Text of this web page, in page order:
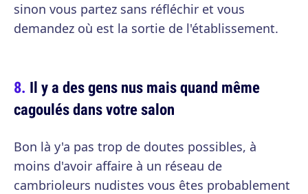
sinon vous partez sans réfléchir et vous
demandez où est la sortie de l'établissement.
Il y a des gens nus mais quand même
cagoulés dans votre salon
Bon là y'a pas trop de doutes possibles, à
moins d'avoir affaire à un réseau de
cambrioleurs nudistes vous êtes probablement